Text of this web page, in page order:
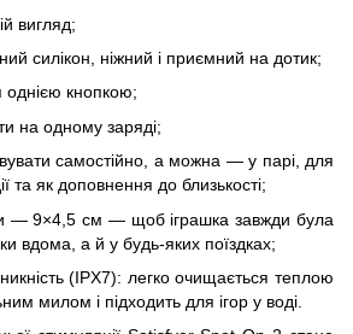
вигляд;
силікон, ніжний і приємний на дотик;
однією кнопкою;
на одному заряді;
самостійно, а можна — у парі, для
та як доповнення до близькості;
— 9×4,5 см — щоб іграшка завжди була
вдома, а й у будь-яких поїздках;
(IPX7): легко очищається теплою
милом і підходить для ігор у воді.